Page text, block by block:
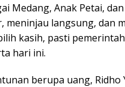
Medang, Anak Petai,
meninjau langsung, dan
kasih, pasti
hari ini.
berupa uang, Ridho